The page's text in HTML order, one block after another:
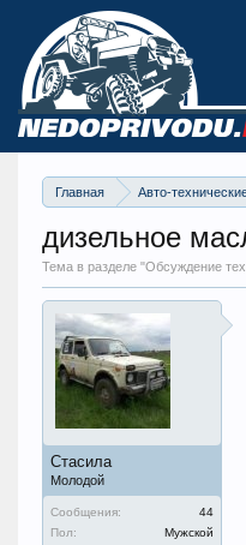
Главная Авто-
дизельное
Тема в разделе "Обсуждение
Стасила
Молодой
Сообщения:
44
Пол:
Мужской